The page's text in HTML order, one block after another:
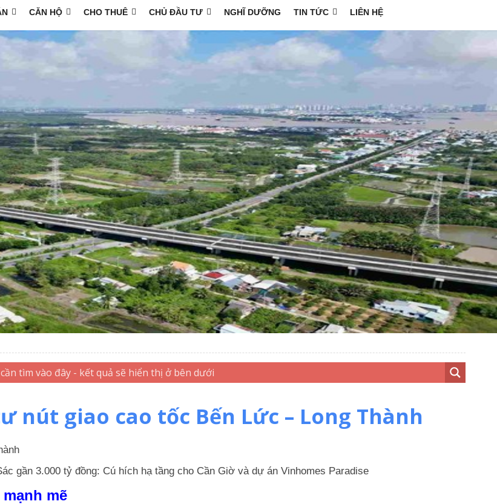
CĂN HỘ CHO THUÊ CHỦ ĐẦU TƯ NGHĨ DƯỠNG TIN TỨC LIÊN HỆ
nút giao cao tốc Bến Lức – Long Thành
gần 3.000 tỷ đồng: Cú hích hạ tầng cho Cần Giờ và dự án Vinhomes Paradise
mẽ